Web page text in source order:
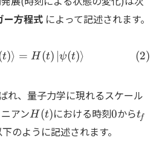
ー方程式 によって記述されます。
\begin{align}
t)⟩ = H (t) ψ(t)⟩
れ、量子力学に現れるスケール
アンH(t)
H (t)における時刻0
0からt_f
tf
のように記述されます。